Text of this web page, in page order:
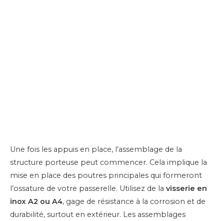
Une fois les appuis en place, l’assemblage de la
structure porteuse peut commencer. Cela implique la
mise en place des poutres principales qui formeront
l’ossature de votre passerelle. Utilisez de la visserie en
inox A2 ou A4, gage de résistance à la corrosion et de
durabilité, surtout en extérieur. Les assemblages